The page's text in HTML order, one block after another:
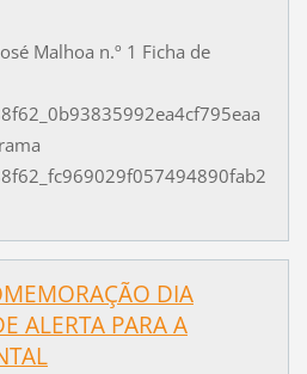
Malhoa n.º 1 Ficha de
DIA
ALERTA PARA A